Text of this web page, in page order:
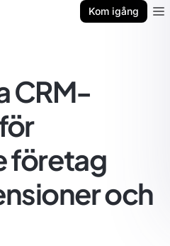
Kom igång
CRM-
företag
och